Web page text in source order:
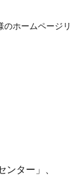
ホームページリ
ター」、